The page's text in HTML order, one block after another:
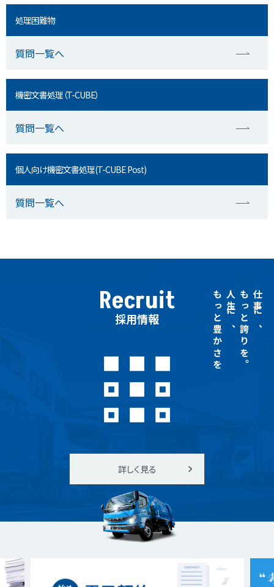
処理困難物
質問一覧へ
機密文書処理（T-CUBE）
質問一覧へ
個人向け機密文書処理(T-CUBE Post)
質問一覧へ
Recruit
採用情報
詳しく見る
仕事に、
もっと誇りを。
人生に、
もっと豊かさを